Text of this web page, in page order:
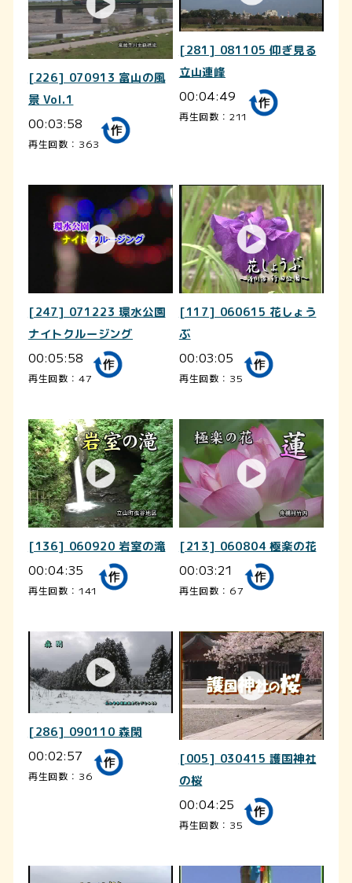
[226] 070913 富山の風
景 Vol.1
00:03:58
再生回数：363
[281] 081105 仰ぎ見る
立山連峰
00:04:49
再生回数：211
[247] 071223 環水公園
ナイトクルージング
00:05:58
再生回数：47
[117] 060615 花しょう
ぶ
00:03:05
再生回数：35
[136] 060920 岩室の滝
00:04:35
再生回数：141
[213] 060804 極楽の花
00:03:21
再生回数：67
[286] 090110 森閑
00:02:57
再生回数：36
[005] 030415 護国神社
の桜
00:04:25
再生回数：35